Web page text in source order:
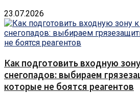
23.07.2026
Как подготовить входную
снегопадов: выбираем
которые не боятся реагентов